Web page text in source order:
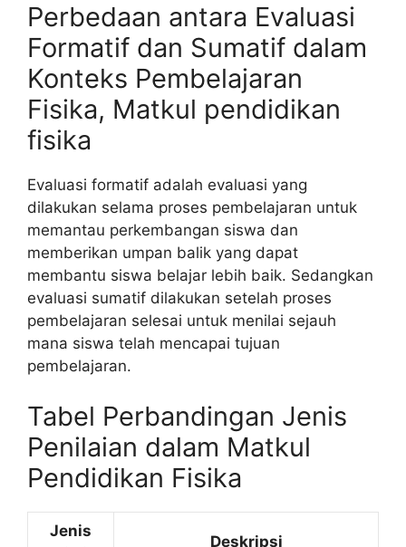
Perbedaan antara Evaluasi
Formatif dan Sumatif dalam
Konteks Pembelajaran
Fisika, Matkul pendidikan
fisika
Evaluasi formatif adalah evaluasi yang
dilakukan selama proses pembelajaran untuk
memantau perkembangan siswa dan
memberikan umpan balik yang dapat
membantu siswa belajar lebih baik. Sedangkan
evaluasi sumatif dilakukan setelah proses
pembelajaran selesai untuk menilai sejauh
mana siswa telah mencapai tujuan
pembelajaran.
Tabel Perbandingan Jenis
Penilaian dalam Matkul
Pendidikan Fisika
Jenis
Deskripsi